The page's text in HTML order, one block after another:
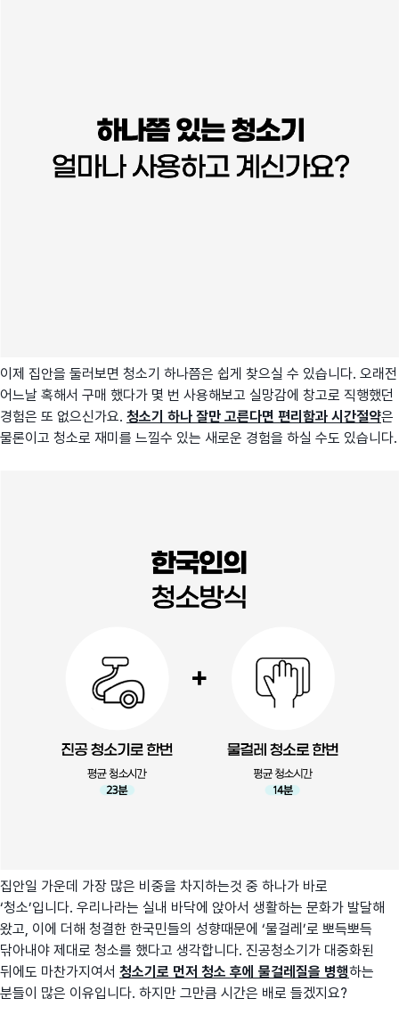
이제 집안을 둘러보면 청소기 하나쯤은 쉽게 찾으실 수 있습니다. 오래전
어느날 혹해서 구매 했다가 몇 번 사용해보고 실망감에 창고로 직행했던
경험은 또 없으신가요. 청소기 하나 잘만 고른다면 편리함과 시간절약은
물론이고 청소로 재미를 느낄수 있는 새로운 경험을 하실 수도 있습니다.
집안일 가운데 가장 많은 비중을 차지하는것 중 하나가 바로
‘청소’입니다. 우리나라는 실내 바닥에 앉아서 생활하는 문화가 발달해
왔고, 이에 더해 청결한 한국민들의 성향때문에 ‘물걸레’로 뽀득뽀득
닦아내야 제대로 청소를 했다고 생각합니다. 진공청소기가 대중화된
뒤에도 마찬가지여서 청소기로 먼저 청소 후에 물걸레질을 병행하는
분들이 많은 이유입니다. 하지만 그만큼 시간은 배로 들겠지요?